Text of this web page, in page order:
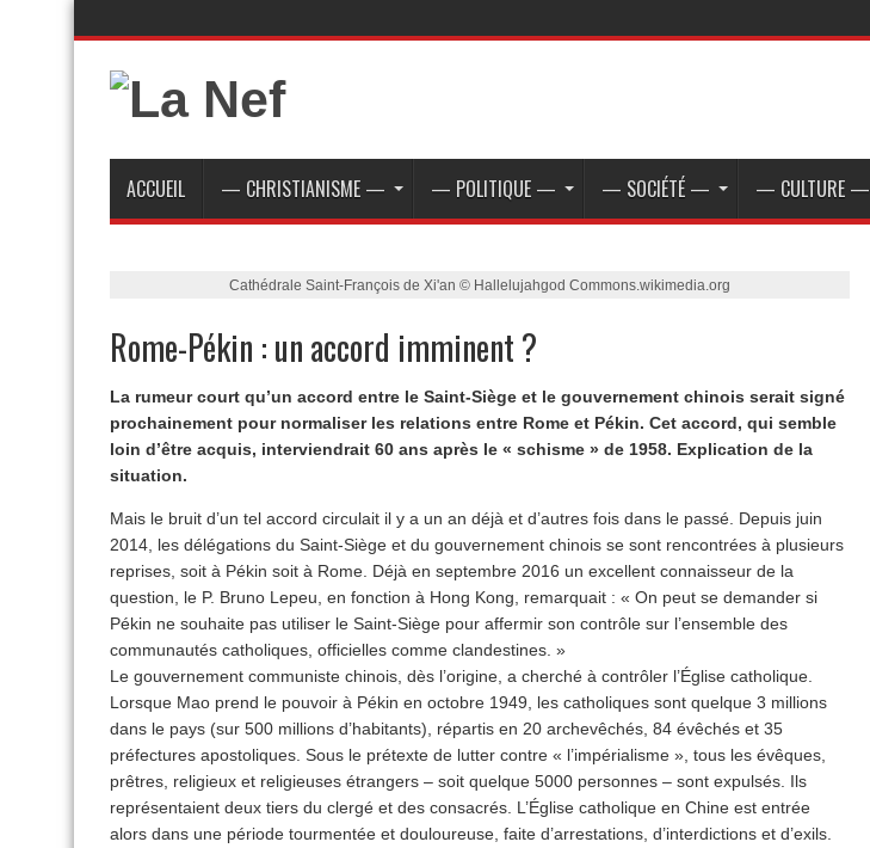
ACCUEIL — CHRISTIANISME — — POLITIQUE — — SOCIÉTÉ — — CULTURE —
Cathédrale Saint-François de Xi'an © Hallelujahgod Commons.wikimedia.org
Rome-Pékin : un accord imminent ?
La rumeur court qu’un accord entre le Saint-Siège et le gouvernement chinois serait signé
prochainement pour normaliser les relations entre Rome et Pékin. Cet accord, qui semble
loin d’être acquis, interviendrait 60 ans après le « schisme » de 1958. Explication de la
situation.
Mais le bruit d’un tel accord circulait il y a un an déjà et d’autres fois dans le passé. Depuis juin
2014, les délégations du Saint-Siège et du gouvernement chinois se sont rencontrées à plusieurs
reprises, soit à Pékin soit à Rome. Déjà en septembre 2016 un excellent connaisseur de la
question, le P. Bruno Lepeu, en fonction à Hong Kong, remarquait : « On peut se demander si
Pékin ne souhaite pas utiliser le Saint-Siège pour affermir son contrôle sur l’ensemble des
communautés catholiques, officielles comme clandestines. »
Le gouvernement communiste chinois, dès l’origine, a cherché à contrôler l’Église catholique.
Lorsque Mao prend le pouvoir à Pékin en octobre 1949, les catholiques sont quelque 3 millions
dans le pays (sur 500 millions d’habitants), répartis en 20 archevêchés, 84 évêchés et 35
préfectures apostoliques. Sous le prétexte de lutter contre « l’impérialisme », tous les évêques,
prêtres, religieux et religieuses étrangers – soit quelque 5000 personnes – sont expulsés. Ils
représentaient deux tiers du clergé et des consacrés. L’Église catholique en Chine est entrée
alors dans une période tourmentée et douloureuse, faite d’arrestations, d’interdictions et d’exils.